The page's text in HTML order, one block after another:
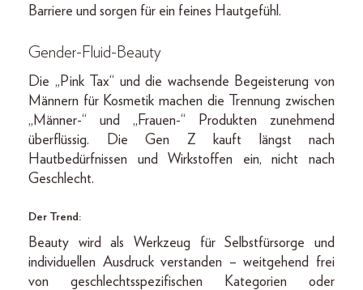
Barriere und sorgen für ein feines Hautgefühl.
Gender-Fluid-Beauty
Die „Pink Tax“ und die wachsende Begeisterung von
Männern für Kosmetik machen die Trennung zwischen
„Männer-“ und „Frauen-“ Produkten zunehmend
überflüssig. Die Gen Z kauft längst nach
Hautbedürfnissen und Wirkstoffen ein, nicht nach
Geschlecht.
Der Trend:
Beauty wird als Werkzeug für Selbstfürsorge und
individuellen Ausdruck verstanden – weitgehend frei
von geschlechtsspezifischen Kategorien oder